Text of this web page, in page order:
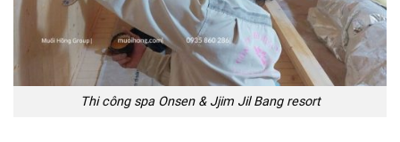
Thi công spa Onsen & Jjim Jil Bang resort